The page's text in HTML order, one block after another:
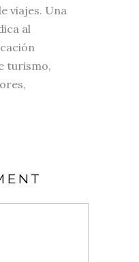
viajes. Una
al
turismo,